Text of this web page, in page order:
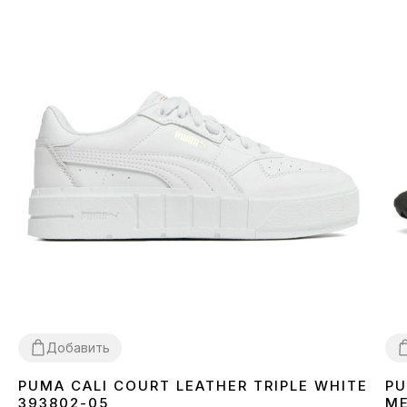
Добавить
3839
PUMA CALI COURT LEATHER TRIPLE WHITE
393802-05